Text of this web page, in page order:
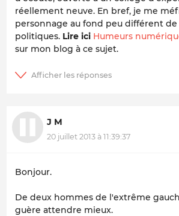
réellement neuve. En bref, je me
personnage au fond peu différent
politiques. Lire ici Humeurs
sur mon blog à ce sujet.
J M
20 juillet 2013 à 11:39:37
Bonjour.
De deux hommes de l'extrême
guère attendre mieux.